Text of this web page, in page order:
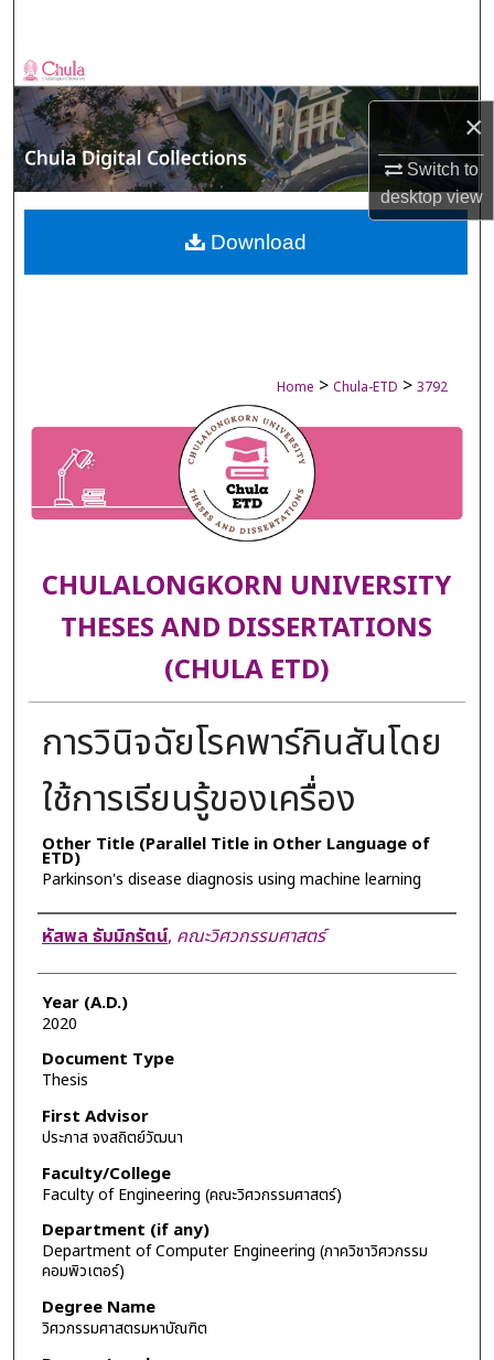
×
Switch to
desktopview
Browse Collections
My Account
About
Digital Commons Network™
Home > Chula-ETD > 3792
CHULALONGKORN UNIVERSITY
THESES AND DISSERTATIONS
(CHULA ETD)
การวินิจฉัยโรคพาร์กินสันโดย
ใช้การเรียนรู้ของเครื่อง
Other Title (Parallel Title in Other Language of
ETD)
Parkinson's disease diagnosis using machine learning
Author
หัสพล ธัมมิกรัตน์, คณะวิศวกรรมศาสตร์
Year (A.D.)
2020
Document Type
Thesis
First Advisor
ประภาส จงสถิตย์วัฒนา
Faculty/College
Faculty of Engineering (คณะวิศวกรรมศาสตร์)
Department (if any)
Department of Computer Engineering (ภาควิชาวิศวกรรม
คอมพิวเตอร์)
Degree Name
วิศวกรรมศาสตรมหาบัณฑิต
Download